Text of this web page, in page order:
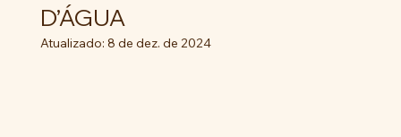
D’ÁGUA
Atualizado: 8 de dez. de 2024